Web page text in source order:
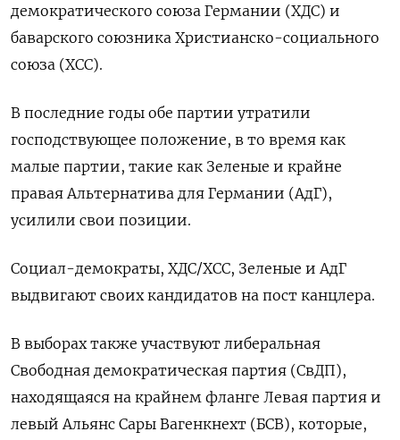
демократического союза Германии (ХДС) и
баварского союзника Христианско-социального
союза (ХСС).
В последние годы обе партии утратили
господствующее положение, в то время как
малые партии, такие как Зеленые и крайне
правая Альтернатива для Германии (АдГ),
усилили свои позиции.
Социал-демократы, ХДС/ХСС, Зеленые и АдГ
выдвигают своих кандидатов на пост канцлера.
В выборах также участвуют либеральная
Свободная демократическая партия (СвДП),
находящаяся на крайнем фланге Левая партия и
левый Альянс Сары Вагенкнехт (БСВ), которые,